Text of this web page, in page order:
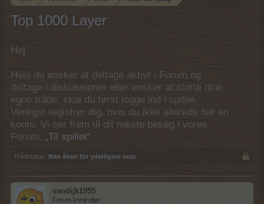
Top 1000 Layer
Hej
Hvis du ønsker at deltage aktivt i Forum og
deltage i diskussioner eller ønsker at starte dine
egne tråde, skal du først logge ind i spillet.
Venligst registrer dig, hvis du ikke allerede har en
konto. Vi ser frem til dit næste besøg i vores
Forum. „Til spillet“
Trådstatus: Ikke åben for yderligere svar.
vandijk1955
Forum kontrollør